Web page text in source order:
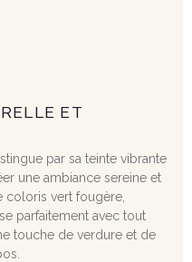
ET
par sa teinte vibrante
une ambiance sereine et
coloris vert fougère,
parfaitement avec tout
touche de verdure et de